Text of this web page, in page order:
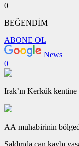
0
BEĞENDİM
ABONE OL
News
0
Irak’ın Kerkük kentine
AA muhabirinin
Saldırıda can kaybı